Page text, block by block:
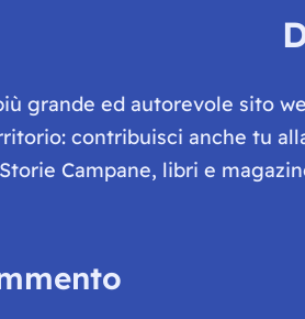
grande ed autorevole sito
contribuisci anche tu
Campane, libri e